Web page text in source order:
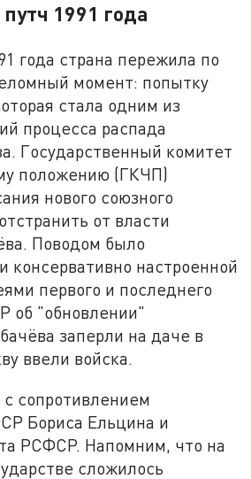
1991 года
года страна пережила по
момент: попытку
стала одним из
процесса распада
Государственный комитет
положению (ГКЧП)
нового союзного
от власти
Поводом было
консервативно настроенной
первого и последнего
об "обновлении"
заперли на даче в
ввели войска.
сопротивлением
Бориса Ельцина и
РСФСР. Напомним, что на
сложилось